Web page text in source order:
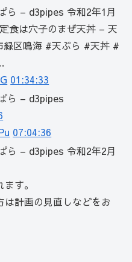
ら – d3pipes 令和2年1月
食は穴子のまぜ天丼 – 天
緑区鳴海 #天ぷら #天丼 #
01:34:33
ら – d3pipes
07:04:36
ら – d3pipes 令和2年2月
す。
計画の見直しなどをお